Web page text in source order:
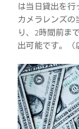
は当日貸出を行
カメラレンズの
り、2時間前ま
出可能です。（